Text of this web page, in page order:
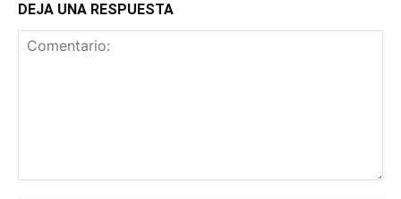
DEJA UNA RESPUESTA